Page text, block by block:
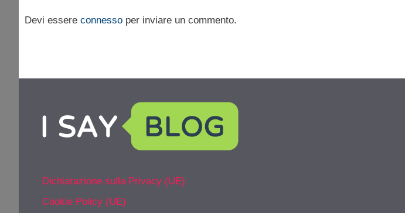
Devi essere connesso per inviare un commento.
Dichiarazione sulla Privacy (UE)
Cookie Policy (UE)